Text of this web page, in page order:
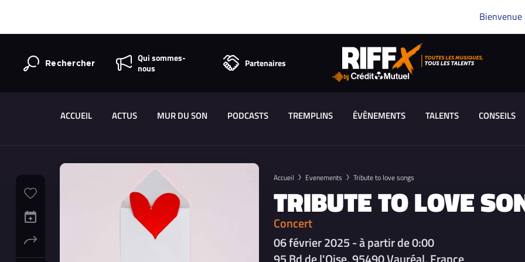
Bienvenue
Rechercher
Qui sommes-
nous
Partenaires
ACCUEIL ACTUS MUR DU SON PODCASTS TREMPLINS ÉVÈNEMENTS TALENTS CONSEILS
Accueil Evenements Tribute to love songs
TRIBUTE TO LOVE
Concert
06 février 2025 - à partir de 0:00